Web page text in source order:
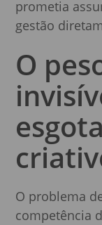
prometia
gestão
O
O problema
competência